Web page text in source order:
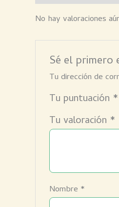
No hay valoraciones
Sé el primero
Tu dirección de
Tu puntuación *
Tu valoración *
Nombre *